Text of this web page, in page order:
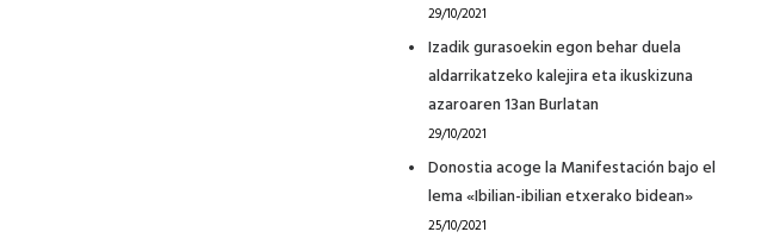
29/10/2021
Izadik gurasoekin egon behar duela
aldarrikatzeko kalejira eta ikuskizuna
azaroaren 13an Burlatan
29/10/2021
Donostia acoge la Manifestación bajo el
lema «Ibilian-ibilian etxerako bidean»
25/10/2021